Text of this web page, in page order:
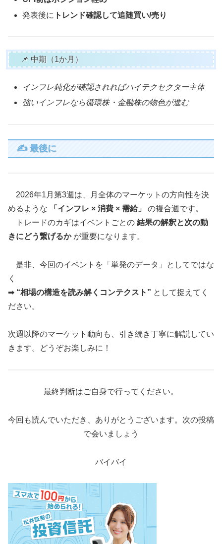
発表後に トレンド確認して追随買い/売り
📌 中期（1か月）
インフレ鈍化が確認されればハイテクセクター主体
強いインフレなら循環株・金融株の物色が進む
✍️ 最後に
2026年1月第3週は、月全体のマーケットの方向性を決
めるような
「インフレ × 消費 × 需給」
の複合週です。
トレードのカギはイベントごとの 結果の解釈と次の動
きにどう繋げるかが重要になります。
是非、今回のイベントを「単発のデータ」としてではな
く
➡ “相場の構造を読み解くコンテクスト” として捉えてく
ださい。
次週以降のマーケット動向も、引き続き丁寧に解説してい
きます。どうぞお楽しみに！
最終判断はご自身で行ってください。
今回も読んでいただき、ありがとうございます。次の投稿
で会いましょう
バイバイ